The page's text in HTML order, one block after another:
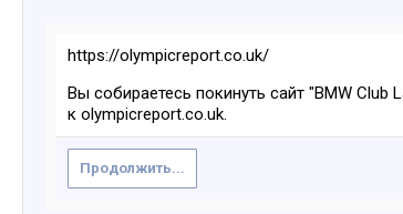
https://olympicreport.co.uk/
Вы собираетесь покинуть сайт "BMW
к olympicreport.co.uk.
Продолжить...